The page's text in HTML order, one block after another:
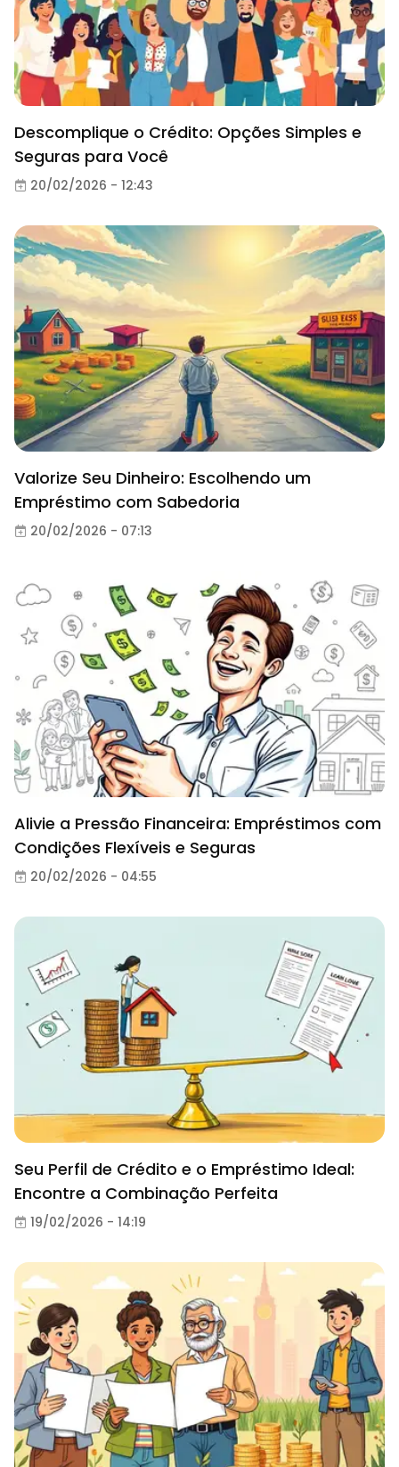
Descomplique o Crédito: Opções Simples e
Seguras para Você
20/02/2026 - 12:43
Valorize Seu Dinheiro: Escolhendo um
Empréstimo com Sabedoria
20/02/2026 - 07:13
Alivie a Pressão Financeira: Empréstimos com
Condições Flexíveis e Seguras
20/02/2026 - 04:55
Seu Perfil de Crédito e o Empréstimo Ideal:
Encontre a Combinação Perfeita
19/02/2026 - 14:19